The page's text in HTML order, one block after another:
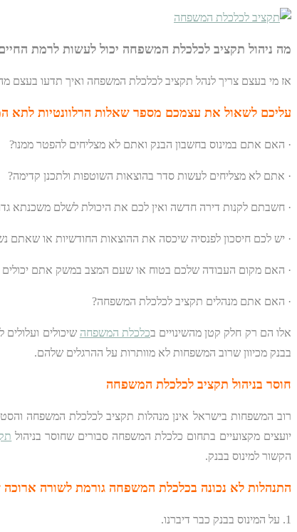
מה ניהול תקציב לכלכלת המשפחה יכול לעשות לרמת
אז מי בעצם צריך לנהל תקציב לכלכלת המשפחה ואיך תדעו
עליכם לשאול את עצמכם מספר שאלות הרלוונטיות לתא
· האם אתם במינוס בחשבון הבנק ואתם לא מצליחים להפטר ממנו?
· אתם לא מצליחים לעשות סדר בהוצאות השוטפות ולתכנן קדימה?
· חשבתם לקנות דירה חדשה ואין לכם את היכולת לשלם משכנתא
· יש לכם חיסכון לפנסיה שיכסה את ההוצאות החודשיות או שאתם
· האם מקום העבודה שלכם בטוח או שעם המצב במשק אתם יכולים
· האם אתם מנהלים תקציב לכלכלת המשפחה?
אלו הם רק חלק קטן מהשינויים בכלכלת המשפחה שיכולים
בבנק מכיוון שרוב המשפחות לא מוותרות על ההרגלים שלהם.
חוסר בניהול תקציב לכלכלת המשפחה
רוב המשפחות בישראל אינן מנהלות תקציב לכלכלת המשפחה
יועצים מקצועיים בתחום כלכלת המשפחה סבורים שחוסר בניהול
הקשור למינוס בבנק.
התנהלות לא נכונה בכלכלת המשפחה גורמת לשורה
1. על המינוס בבנק כבר דיברנו.